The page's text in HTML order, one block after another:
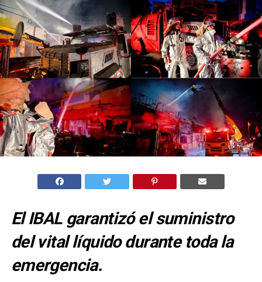
El IBAL garantizó el suministro
del vital líquido durante toda la
emergencia.